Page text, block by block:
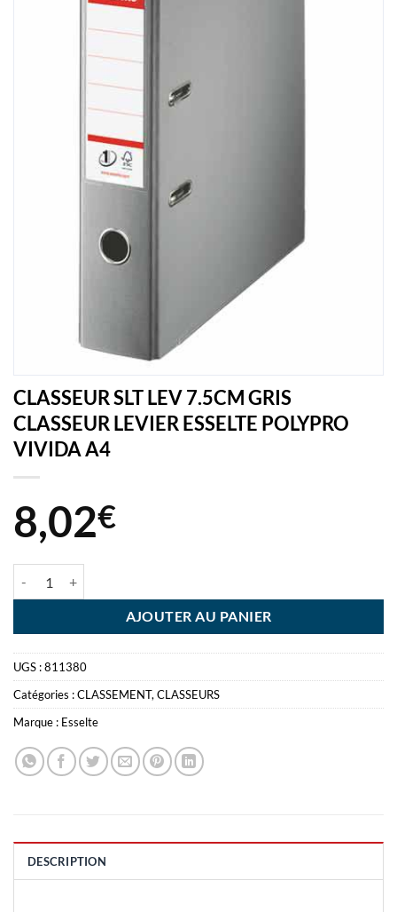
CLASSEUR SLT LEV 7.5CM GRIS
CLASSEUR LEVIER ESSELTE POLYPRO
VIVIDA A4
8,02€
AJOUTER AU PANIER
UGS :811380
Catégories :CLASSEMENT, CLASSEURS
Marque : Esselte
DESCRIPTION